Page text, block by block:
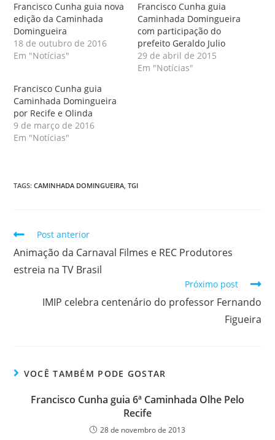
Francisco Cunha guia nova
edição da Caminhada
Domingueira
18 de outubro de 2016
Em "Notícias"
Francisco Cunha guia
Caminhada Domingueira
com participação do
prefeito Geraldo Julio
29 de abril de 2015
Em "Notícias"
Francisco Cunha guia
Caminhada Domingueira
por Recife e Olinda
9 de março de 2016
Em "Notícias"
TAGS:CAMINHADA DOMINGUEIRA, TGI
Post anterior
Animação da Carnaval Filmes e REC Produtores
estreia na TV Brasil
Próximo post
IMIP celebra centenário do professor Fernando
Figueira
VOCÊ TAMBÉM PODE GOSTAR
Francisco Cunha guia 6ª Caminhada Olhe Pelo
Recife
28 de novembro de 2013